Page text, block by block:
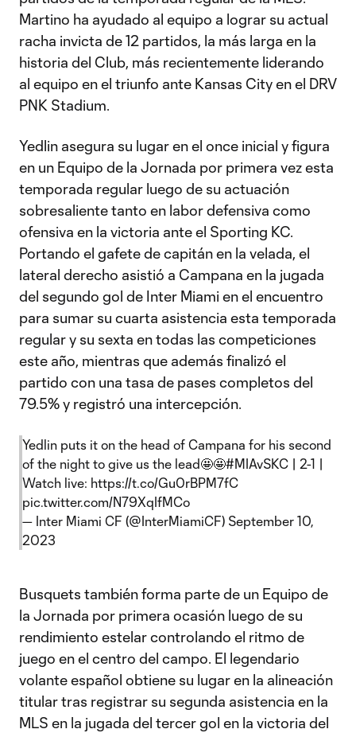
Martino ha ayudado al equipo a lograr su actual
racha invicta de 12 partidos, la más larga en la
historia del Club, más recientemente liderando
al equipo en el triunfo ante Kansas City en el DRV
PNK Stadium.
Yedlin asegura su lugar en el once inicial y figura
en un Equipo de la Jornada por primera vez esta
temporada regular luego de su actuación
sobresaliente tanto en labor defensiva como
ofensiva en la victoria ante el Sporting KC.
Portando el gafete de capitán en la velada, el
lateral derecho asistió a Campana en la jugada
del segundo gol de Inter Miami en el encuentro
para sumar su cuarta asistencia esta temporada
regular y su sexta en todas las competiciones
este año, mientras que además finalizó el
partido con una tasa de pases completos del
79.5% y registró una intercepción.
Yedlin puts it on the head of Campana for his second
of the night to give us the lead🤩🤩#MIAvSKC | 2-1 |
Watch live: https://t.co/Gu0rBPM7fC
pic.twitter.com/N79XqIfMCo
— Inter Miami CF (@InterMiamiCF) September 10,
2023
Busquets también forma parte de un Equipo de
la Jornada por primera ocasión luego de su
rendimiento estelar controlando el ritmo de
juego en el centro del campo. El legendario
volante español obtiene su lugar en la alineación
titular tras registrar su segunda asistencia en la
MLS en la jugada del tercer gol en la victoria del